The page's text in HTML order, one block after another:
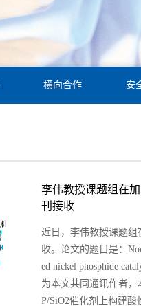
横向合作 安
李伟教授课题组在
刊接收
近日，李伟教授课题组
收。论文的题目是：
ed nickel phosphide
为本文共同通讯作者
P/SiO2催化剂上构建酸